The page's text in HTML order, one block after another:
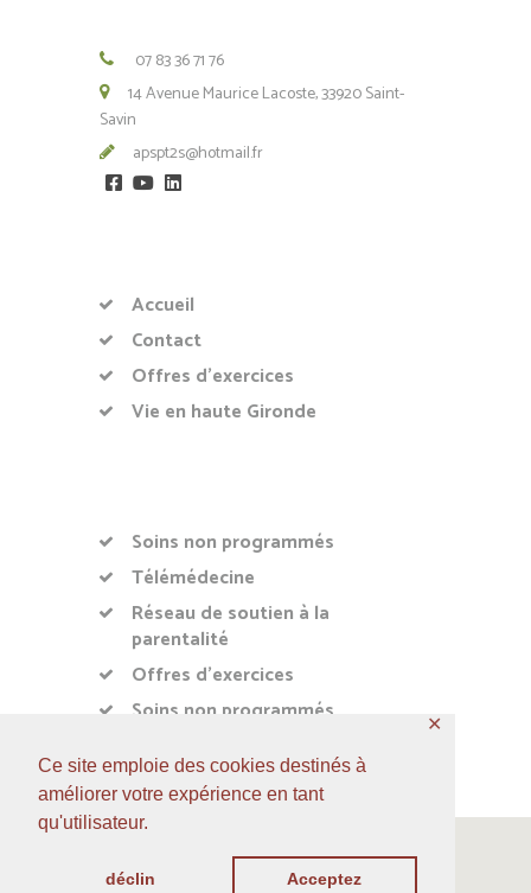
Ce site emploie des cookies destinés à
améliorer votre expérience en tant
qu'utilisateur.
déclin Acceptez
✕
07 83 36 71 76
14 Avenue Maurice Lacoste, 33920 Saint-
Savin
apspt2s@hotmail.fr
Accueil
Contact
Offres d’exercices
Vie en haute Gironde
Soins non programmés
Télémédecine
Réseau de soutien à la
parentalité
Offres d’exercices
Soins non programmés